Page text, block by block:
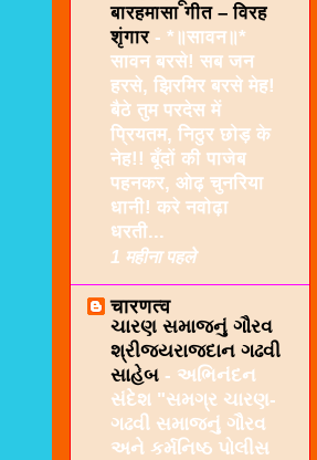
बारहमासा गीत – विरह
शृंगार - *॥सावन॥*
सावन बरसे! सब जन
हरसे, झिरमिर बरसे मेह!
बैठे तुम परदेस में
प्रियतम, निठुर छोड़ के
नेह!! बूँदों की पाजेब
पहनकर, ओढ़ चुनरिया
धानी! करे नवोढ़ा
धरती...
1 महीना पहले
चारणत्व
ચારણ સમાજનું ગૌરવ
શ્રીજયરાજદાન ગઢવી
સાહેબ - અભિનંદન
સંદેશ "સમગ્ર ચારણ-
ગઢવી સમાજનું ગૌરવ
અને કર્મનિષ્ઠ પોલીસ